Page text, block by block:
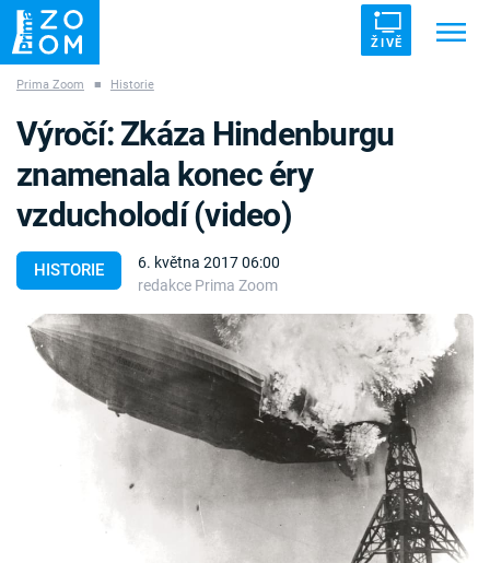
ŽIVĚ
ZÁHADY VETŘELCI DÁVNOVĚKU
Témata
Témata
Pořady
Prima Zoom ■ Historie
HISTORIE
6. května 2017 06:00
redakce Prima Zoom
Výročí: Zkáza Hindenburgu
znamenala konec éry
vzducholodí (video)